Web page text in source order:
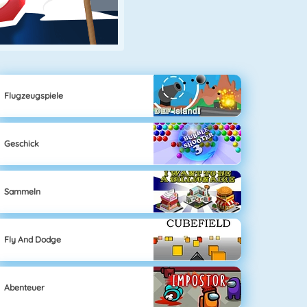
Flugzeugspiele
Geschick
Sammeln
Fly And Dodge
Abenteuer